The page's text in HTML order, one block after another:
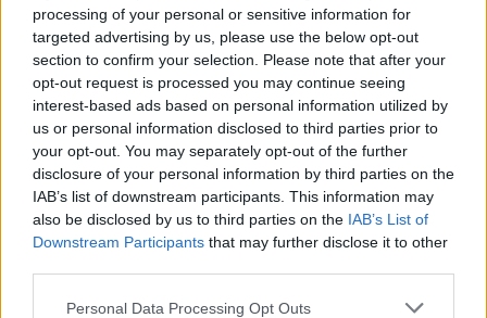
processing of your personal or sensitive information for
targeted advertising by us, please use the below opt-out
section to confirm your selection. Please note that after your
opt-out request is processed you may continue seeing
interest-based ads based on personal information utilized by
us or personal information disclosed to third parties prior to
your opt-out. You may separately opt-out of the further
disclosure of your personal information by third parties on the
IAB’s list of downstream participants. This information may
also be disclosed by us to third parties on the IAB’s List of
Downstream Participants that may further disclose it to other
Personal Data Processing Opt Outs
valutare».